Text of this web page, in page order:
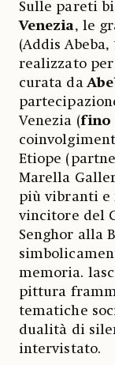
Sulle pareti
Venezia, le
(Addis
realizzato
curata da
Venezia (fino
Etiope
Marella
più vibranti e
vincitore del
Senghor alla
memoria.
pittura
tematiche
dualità di
intervistato.